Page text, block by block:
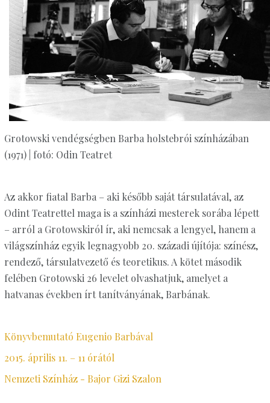
Grotowski vendégségben Barba holstebrói színházában
(1971) | fotó: Odin Teatret
Az akkor fiatal Barba – aki később saját társulatával, az
Odint Teatrettel maga is a színházi mesterek sorába lépett
– arról a Grotowskiról ír, aki nemcsak a lengyel, hanem a
világszínház egyik legnagyobb 20. századi újítója: színész,
rendező, társulatvezető és teoretikus. A kötet második
felében Grotowski 26 levelet olvashatjuk, amelyet a
hatvanas években írt tanítványának, Barbának.
Könyvbemutató Eugenio Barbával
2015. április 11. – 11 órától
Nemzeti Színház - Bajor Gizi Szalon